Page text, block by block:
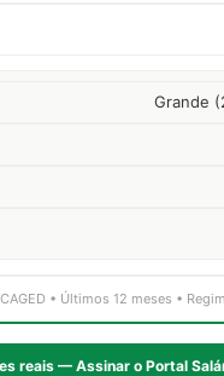
Grande
• Últimos 12 meses •
reais — Assinar o Portal